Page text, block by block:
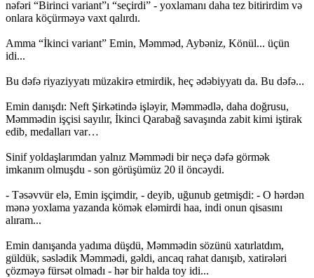
nəfəri “Birinci variant”ı “seçirdi” - yoxlamanı daha tez bitirirdim və
onlara köçürməyə vaxt qalırdı.
Amma “İkinci variant” Emin, Məmməd, Aybəniz, Könül... üçün
idi...
Bu dəfə riyaziyyatı müzakirə etmirdik, heç ədəbiyyatı da. Bu dəfə...
Emin danışdı: Neft Şirkətində işləyir, Məmmədlə, daha doğrusu,
Məmmədin işçisi sayılır, İkinci Qarabağ savaşında zabit kimi iştirak
edib, medalları var…
Sinif yoldaşlarımdan yalnız Məmmədi bir neçə dəfə görmək
imkanım olmuşdu - son görüşümüz 20 il öncəydi.
- Təsəvvür elə, Emin işçimdir, - deyib, uğunub getmişdi: - O hərdən
mənə yoxlama yazanda kömək eləmirdi haa, indi onun qisasını
alıram...
Emin danışanda yadıma düşdü, Məmmədin sözünü xatırlatdım,
güldük, səslədik Məmmədi, gəldi, ancaq rahat danışıb, xatirələri
çözməyə fürsət olmadı - hər bir halda toy idi...